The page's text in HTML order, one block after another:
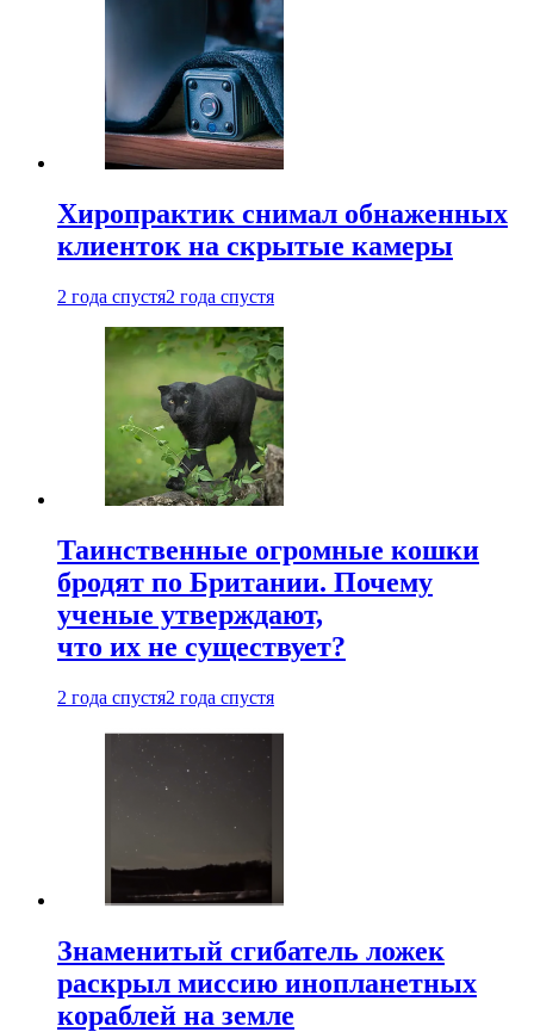
Хиропрактик снимал обнаженных
клиенток на скрытые камеры
2 года спустя2 года спустя
Таинственные огромные кошки
бродят по Британии. Почему
ученые утверждают,
что их не существует?
2 года спустя2 года спустя
Знаменитый сгибатель ложек
раскрыл миссию инопланетных
кораблей на земле